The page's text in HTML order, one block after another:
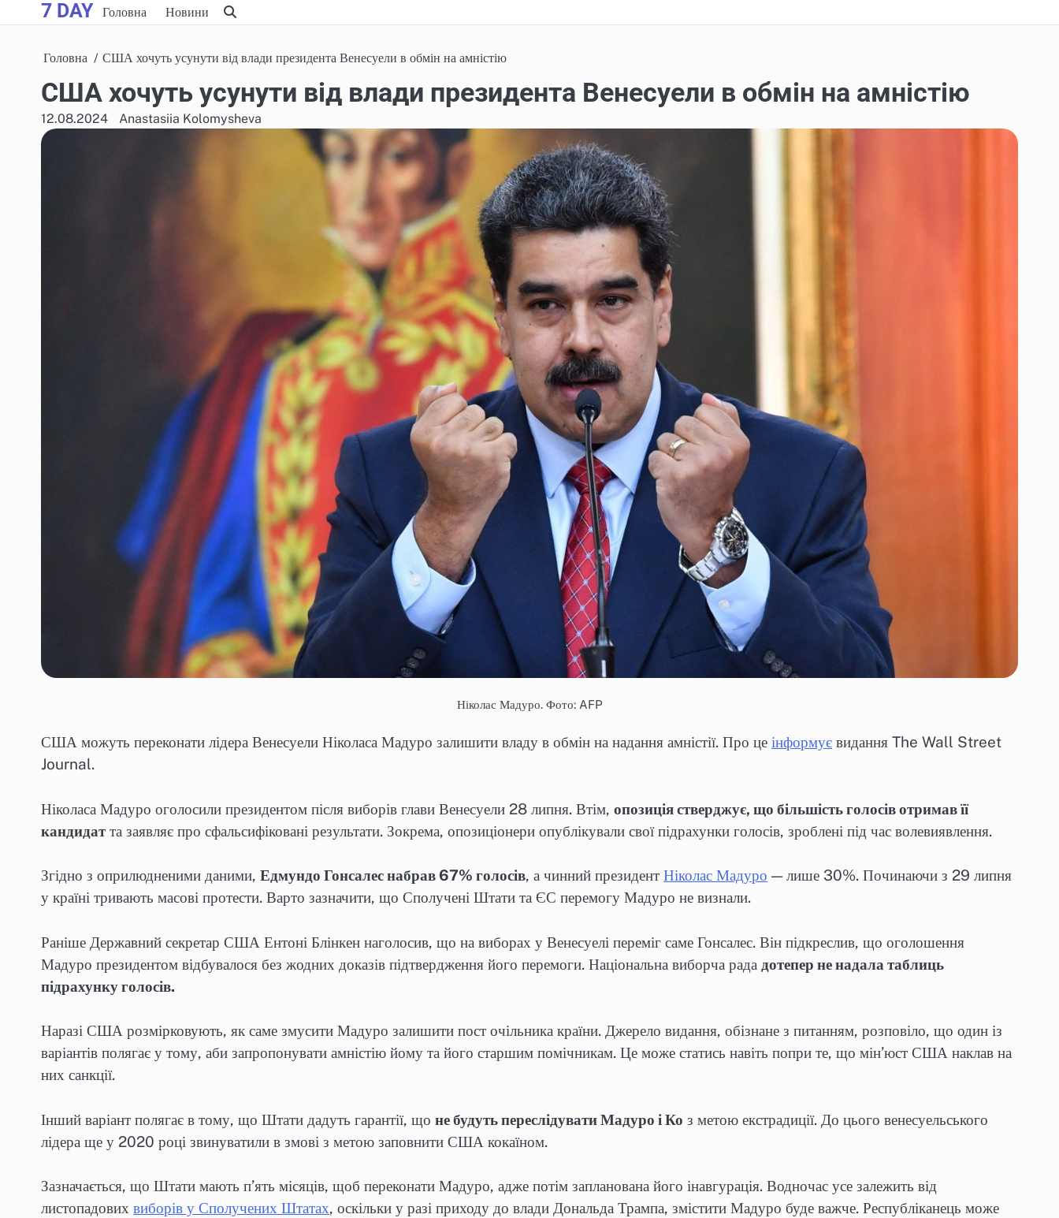
to
7 DAY Головна Новини
Головна США хочуть усунути від влади президента Венесуели в обмін на амністію
США хочуть усунути від влади президента Венесуели в обмін на амністію
12.08.2024 Anastasiia Kolomysheva
Ніколас Мадуро. Фото: AFP
США можуть переконати лідера Венесуели Ніколаса Мадуро залишити владу в обмін на надання амністії. Про це інформує видання The Wall Street
Journal.
Ніколаса Мадуро оголосили президентом після виборів глави Венесуели 28 липня. Втім, опозиція стверджує, що більшість голосів отримав її
кандидат та заявляє про сфальсифіковані результати. Зокрема, опозиціонери опублікували свої підрахунки голосів, зроблені під час волевиявлення.
Згідно з оприлюдненими даними, Едмундо Гонсалес набрав 67% голосів, а чинний президент Ніколас Мадуро — лише 30%. Починаючи з 29 липня
у країні тривають масові протести. Варто зазначити, що Сполучені Штати та ЄС перемогу Мадуро не визнали.
Раніше Державний секретар США Ентоні Блінкен наголосив, що на виборах у Венесуелі переміг саме Гонсалес. Він підкреслив, що оголошення
Мадуро президентом відбувалося без жодних доказів підтвердження його перемоги. Національна виборча рада дотепер не надала таблиць
підрахунку голосів.
Наразі США розмірковують, як саме змусити Мадуро залишити пост очільника країни. Джерело видання, обізнане з питанням, розповіло, що один із
варіантів полягає у тому, аби запропонувати амністію йому та його старшим помічникам. Це може статись навіть попри те, що мін’юст США наклав на
них санкції.
Інший варіант полягає в тому, що Штати дадуть гарантії, що не будуть переслідувати Мадуро і Ко з метою екстрадиції. До цього венесуельського
лідера ще у 2020 році звинуватили в змові з метою заповнити США кокаїном.
Зазначається, що Штати мають п’ять місяців, щоб переконати Мадуро, адже потім запланована його інавгурація. Водночас усе залежить від
листопадових виборів у Сполучених Штатах, оскільки у разі приходу до влади Дональда Трампа, змістити Мадуро буде важче. Республіканець може